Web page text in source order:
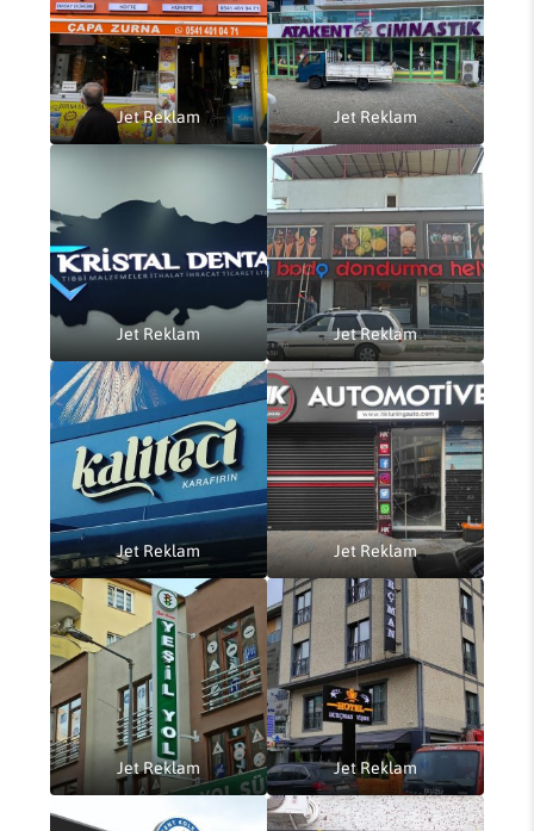
Jet Reklam Jet Reklam
Jet Reklam Jet Reklam
Jet Reklam Jet Reklam
Jet Reklam Jet Reklam